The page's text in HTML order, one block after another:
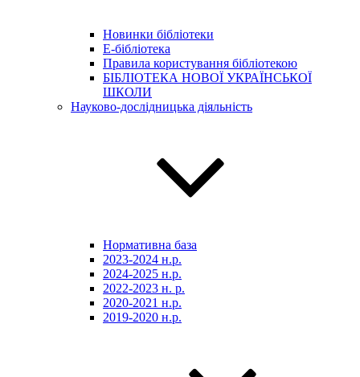
Новинки бібліотеки
E-бібліотека
Правила користування бібліотекою
БІБЛІОТЕКА НОВОЇ УКРАЇНСЬКОЇ
ШКОЛИ
Науково-дослідницька діяльність
Нормативна база
2023-2024 н.р.
2024-2025 н.р.
2022-2023 н. р.
2020-2021 н.р.
2019-2020 н.р.